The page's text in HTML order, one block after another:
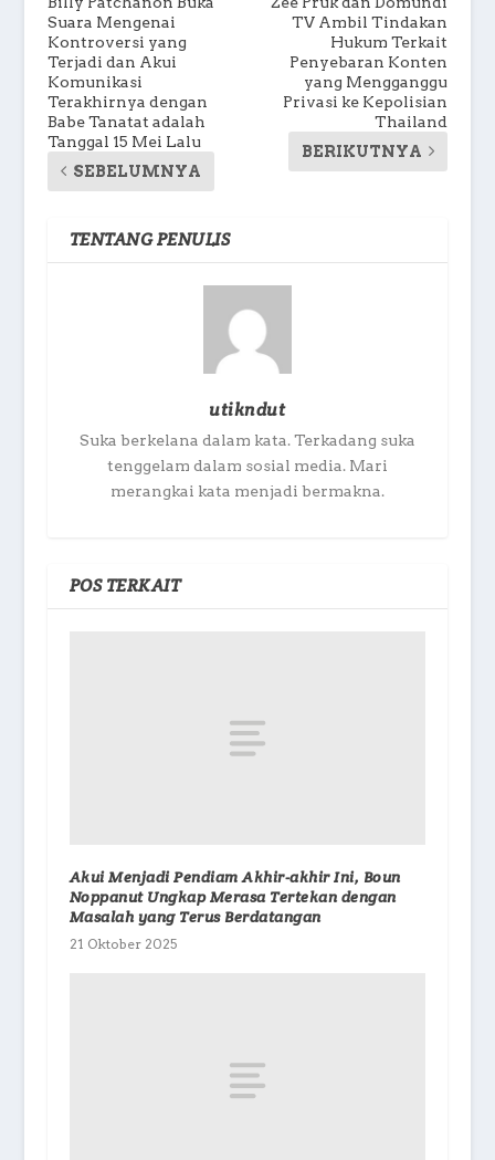
Suara Mengenai
Kontroversi yang
Terjadi dan Akui
Komunikasi
Terakhirnya dengan
Babe Tanatat adalah
Tanggal 15 Mei Lalu
SEBELUMNYA
TV Ambil Tindakan
Hukum Terkait
Penyebaran Konten
yang Mengganggu
Privasi ke Kepolisian
Thailand
BERIKUTNYA
TENTANG PENULIS
utikndut
Suka berkelana dalam kata. Terkadang suka
tenggelam dalam sosial media. Mari
merangkai kata menjadi bermakna.
POS TERKAIT
Akui Menjadi Pendiam Akhir-akhir Ini, Boun
Noppanut Ungkap Merasa Tertekan dengan
Masalah yang Terus Berdatangan
21 Oktober 2025